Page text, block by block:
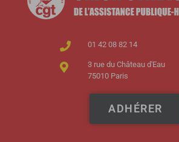
01 42 08 82 14
3 rue du Château d'Eau
75010 Paris
ADHÉRER